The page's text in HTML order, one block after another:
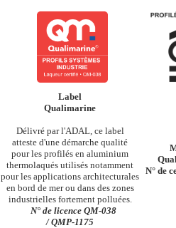
Label
Qualimarine
Délivré par l'ADAL, ce label
atteste d'une démarche qualité
pour les profilés en aluminium
thermolaqués utilisés notamment
pour les applications architecturales
en bord de mer ou dans des zones
industrielles fortement polluées.
N° de licence QM-038
/ QMP-1175
N° de